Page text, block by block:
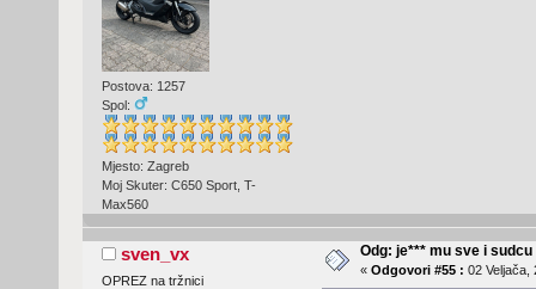
Postova: 1257
Spol:
Mjesto: Zagreb
Moj Skuter: C650 Sport, T-
Max560
sven_vx
OPREZ na tržnici
Odg: je*** mu sve i sudcu
« Odgovori #55 : 02 Veljača,